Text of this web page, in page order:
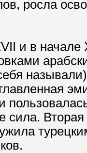
росла
и в
сила.